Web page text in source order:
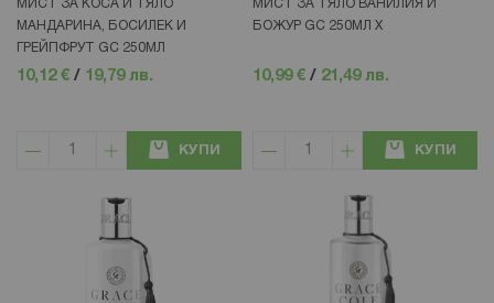
МИСТ ЗА КОСА И ТЯЛО
МАНДАРИНА, БОСИЛЕК И
ГРЕЙПФРУТ GC 250МЛ
10,12 € / 19,79 лв.
КУПИ
МИСТ ЗА ТЯЛО ВАНИЛИЯ И
БОЖУР GC 250МЛ Х
10,99 € / 21,49 лв.
КУПИ